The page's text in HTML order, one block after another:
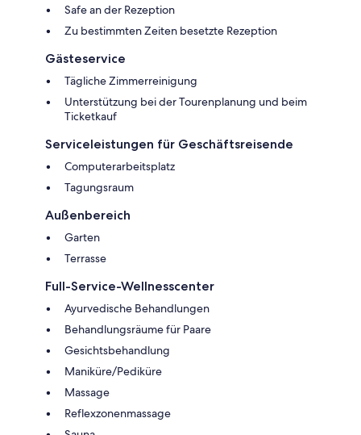
Safe an der Rezeption
Zu bestimmten Zeiten besetzte Rezeption
Gästeservice
Tägliche Zimmerreinigung
Unterstützung bei der Tourenplanung und beim
Ticketkauf
Serviceleistungen für Geschäftsreisende
Computerarbeitsplatz
Tagungsraum
Außenbereich
Garten
Terrasse
Full-Service-Wellnesscenter
Ayurvedische Behandlungen
Behandlungsräume für Paare
Gesichtsbehandlung
Maniküre/Pediküre
Massage
Reflexzonenmassage